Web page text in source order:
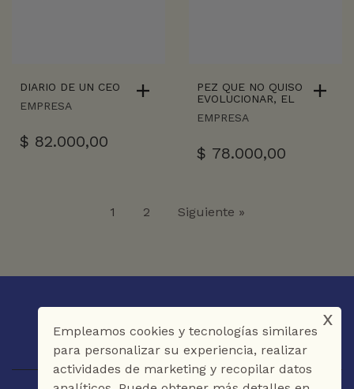
DIARIO DE UN CEO
EMPRESA
$ 82.000,00
PEZ QUE NO QUISO
EVOLUCIONAR, EL
EMPRESA
$ 78.000,00
1 2 Siguiente »
Empleamos cookies y tecnologías similares
para personalizar su experiencia, realizar
actividades de marketing y recopilar datos
x